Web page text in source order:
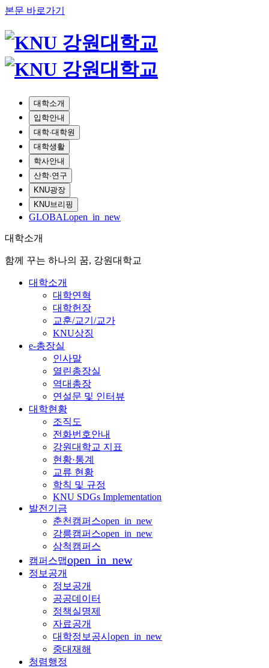
본문 바로가기
대학소개
입학안내
대학·대학원
대학생활
학사안내
산학·연구
KNU광장
KNU브리핑
GLOBALopen_in_new
대학소개
함께 꾸는 하나의 꿈, 강원대학교
대학소개
대학연혁
대학헌장
교훈/교기/교가
KNU상징
e-총장실
인사말
열린총장실
역대총장
연설문 및 인터뷰
대학현황
조직도
전화번호안내
강원대학교 지표
현황·통계
교류 현황
학칙 및 규정
KNU SDGs Implementation
발전기금
춘천캠퍼스open_in_new
강릉캠퍼스open_in_new
삼척캠퍼스
캠퍼스맵open_in_new
정보공개
정보공개
공공데이터
정책실명제
자료공개
대학정보공시 open_in_new
중대재해
청렴행정